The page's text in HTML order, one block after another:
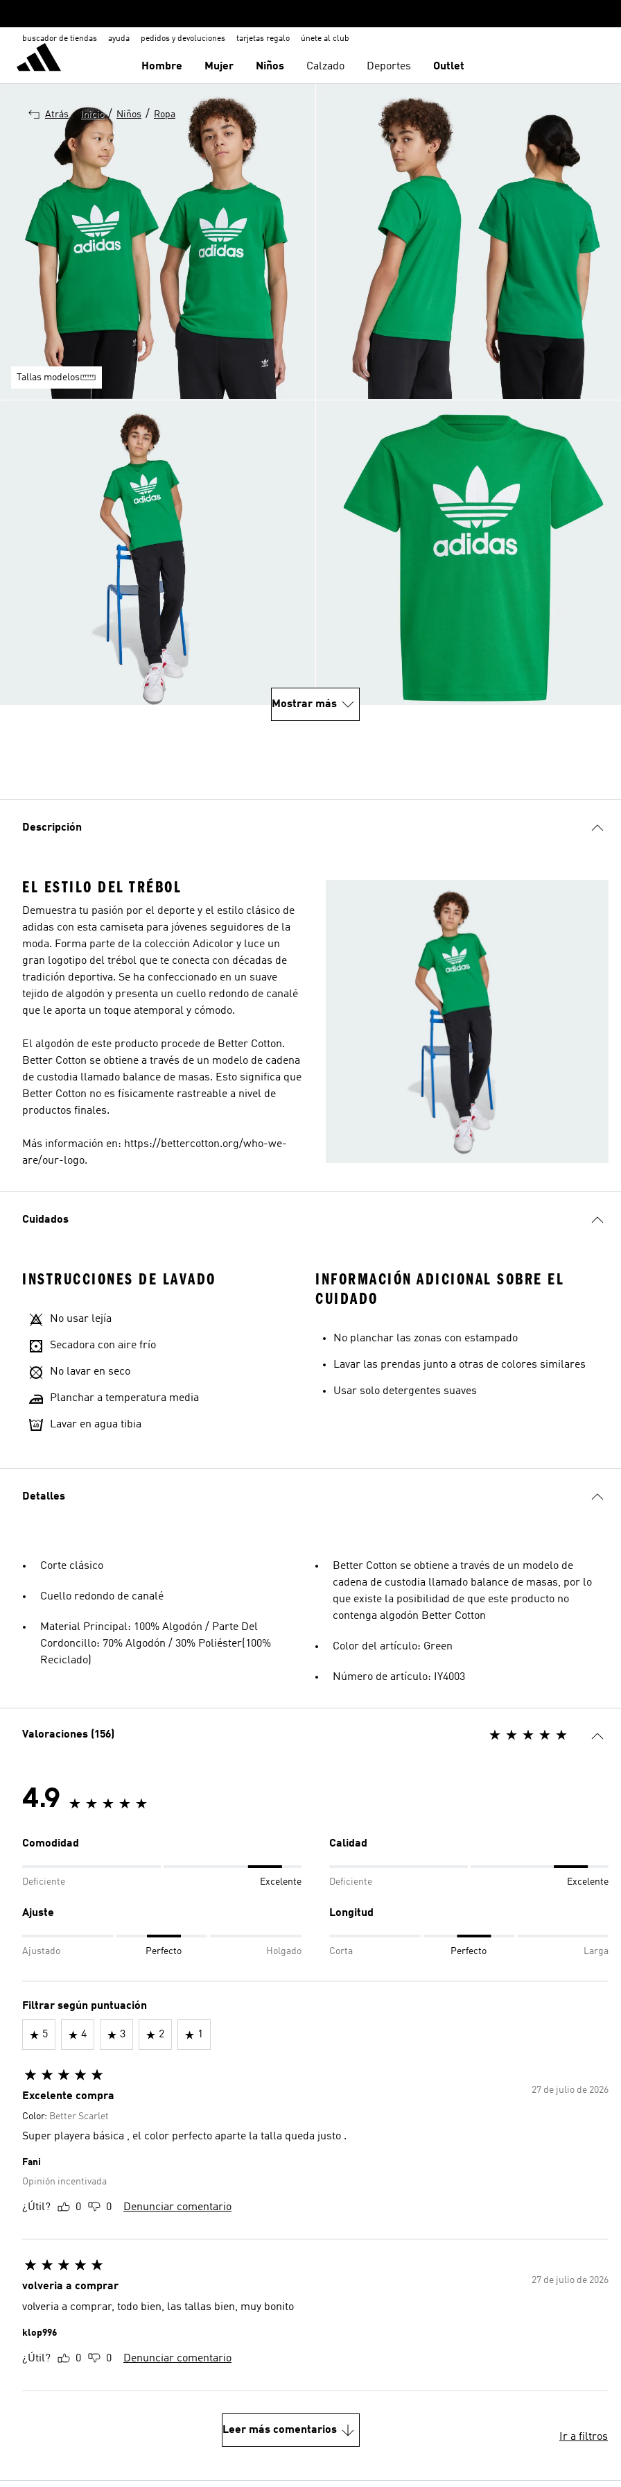
buscador de tiendas ayuda pedidos y devoluciones tarjetas regalo únete al club
Hombre Mujer Niños Calzado Deportes Outlet
Atrás Inicio / Niños / Ropa
Tallas modelos
Mostrar más
Descripción
EL ESTILO DEL TRÉBOL
Demuestra tu pasión por el deporte y el estilo clásico de
adidas con esta camiseta para jóvenes seguidores de la
moda. Forma parte de la colección Adicolor y luce un
gran logotipo del trébol que te conecta con décadas de
tradición deportiva. Se ha confeccionado en un suave
tejido de algodón y presenta un cuello redondo de canalé
que le aporta un toque atemporal y cómodo.
El algodón de este producto procede de Better Cotton.
Better Cotton se obtiene a través de un modelo de cadena
de custodia llamado balance de masas. Esto significa que
Better Cotton no es físicamente rastreable a nivel de
productos finales.
Más información en: https://bettercotton.org/who-we-
are/our-logo.
Cuidados
INSTRUCCIONES DE LAVADO
No usar lejía
Secadora con aire frío
No lavar en seco
Planchar a temperatura media
Lavar en agua tibia
INFORMACIÓN ADICIONAL SOBRE EL
CUIDADO
No planchar las zonas con estampado
Lavar las prendas junto a otras de colores similares
Usar solo detergentes suaves
Detalles
Corte clásico
Cuello redondo de canalé
Material Principal: 100% Algodón / Parte Del
Cordoncillo: 70% Algodón / 30% Poliéster(100%
Reciclado)
Better Cotton se obtiene a través de un modelo de
cadena de custodia llamado balance de masas, por lo
que existe la posibilidad de que este producto no
contenga algodón Better Cotton
Color del artículo: Green
Número de artículo: IY4003
Valoraciones (156)
4.9
Comodidad
Deficiente Excelente
Calidad
Deficiente Excelente
Ajuste
Ajustado Perfecto Holgado
Longitud
Corta Perfecto Larga
Filtrar según puntuación
5 4 3 2 1
27 de julio de 2026
Excelente compra
Color: Better Scarlet
Super playera básica , el color perfecto aparte la talla queda justo .
Fani
Opinión incentivada
¿Útil? 0 0 Denunciar comentario
27 de julio de 2026
volveria a comprar
volveria a comprar, todo bien, las tallas bien, muy bonito
klop996
¿Útil? 0 0 Denunciar comentario
Leer más comentarios
Ir a filtros